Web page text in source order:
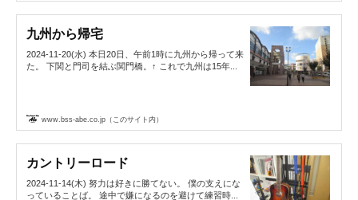
九州から帰宅
2024-11-20(水) 本日20日、午前1時に九州から帰って来
た。 下関と門司を結ぶ関門橋。↑ これで九州は15年...
www.bss-abe.co.jp（このサイト内）
カントリーロード
2024-11-14(木) 努力は好きに勝てない。 僕の支えにな
っていることば。 途中で嫌になるのを避けて練習時...